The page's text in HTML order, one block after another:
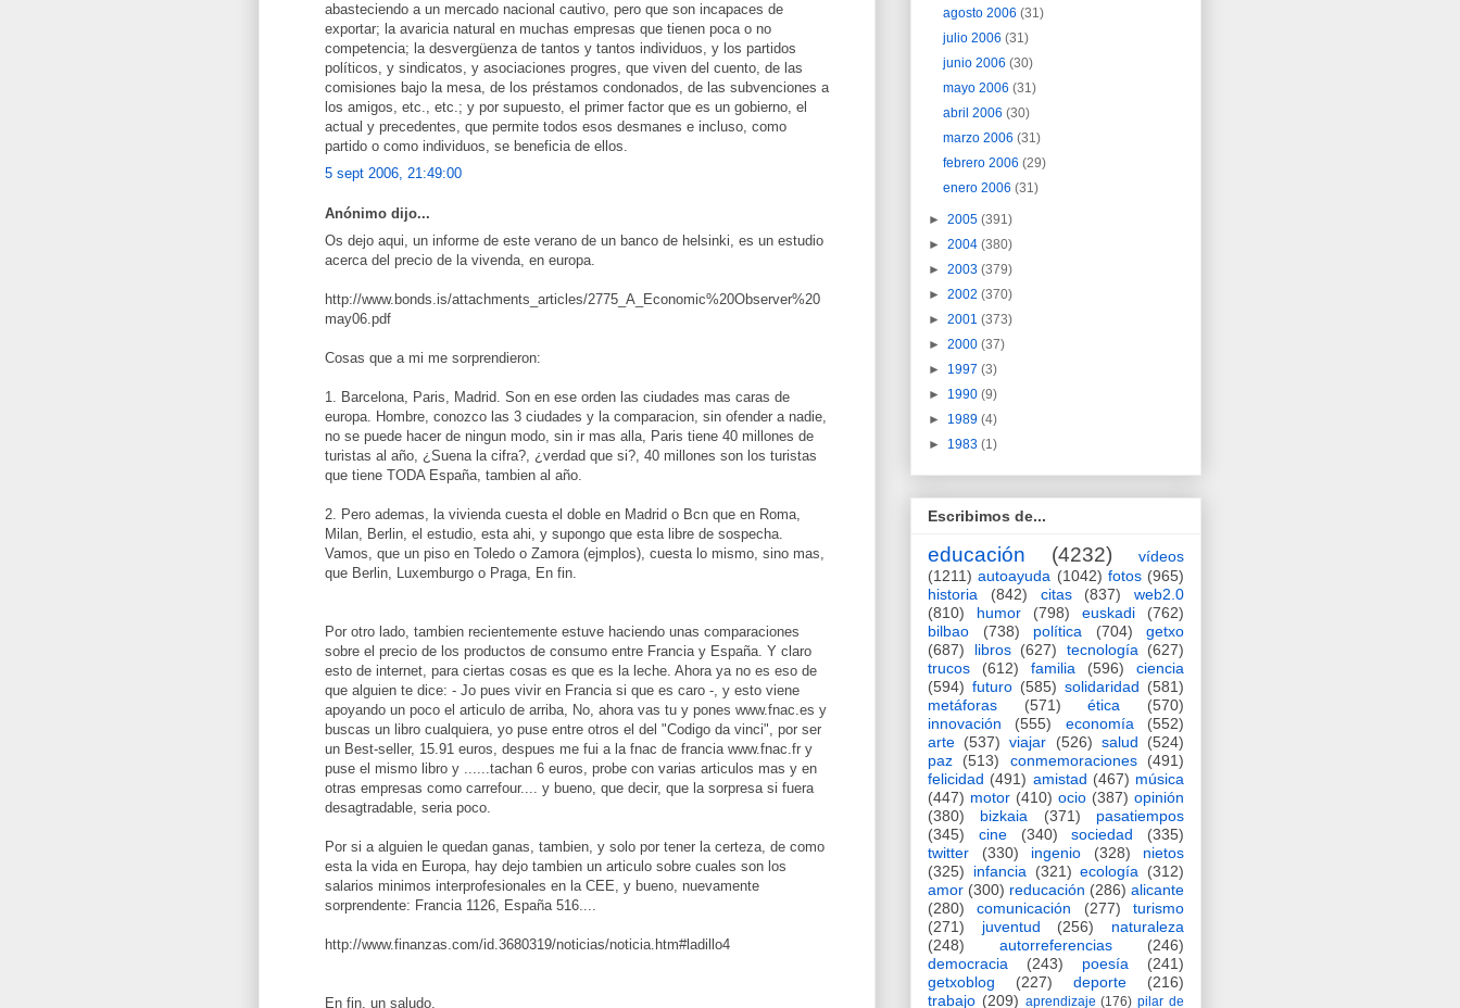
abasteciendo a un mercado nacional cautivo, pero que son incapaces de
exportar; la avaricia natural en muchas empresas que tienen poca o no
competencia; la desvergüenza de tantos y tantos individuos, y los partidos
políticos, y sindicatos, y asociaciones progres, que viven del cuento, de las
comisiones bajo la mesa, de los préstamos condonados, de las subvenciones a
los amigos, etc., etc.; y por supuesto, el primer factor que es un gobierno, el
actual y precedentes, que permite todos esos desmanes e incluso, como
partido o como individuos, se beneficia de ellos.
5 sept 2006, 21:49:00
Anónimo dijo...
Os dejo aqui, un informe de este verano de un banco de helsinki, es un estudio
acerca del precio de la vivenda, en europa.
http://www.bonds.is/attachments_articles/2775_A_Economic%20Observer%20
may06.pdf
Cosas que a mi me sorprendieron:
1. Barcelona, Paris, Madrid. Son en ese orden las ciudades mas caras de
europa. Hombre, conozco las 3 ciudades y la comparacion, sin ofender a nadie,
no se puede hacer de ningun modo, sin ir mas alla, Paris tiene 40 millones de
turistas al año, ¿Suena la cifra?, ¿verdad que si?, 40 millones son los turistas
que tiene TODA España, tambien al año.
2. Pero ademas, la vivienda cuesta el doble en Madrid o Bcn que en Roma,
Milan, Berlin, el estudio, esta ahi, y supongo que esta libre de sospecha.
Vamos, que un piso en Toledo o Zamora (ejmplos), cuesta lo mismo, sino mas,
que Berlin, Luxemburgo o Praga, En fin.
Por otro lado, tambien recientemente estuve haciendo unas comparaciones
sobre el precio de los productos de consumo entre Francia y España. Y claro
esto de internet, para ciertas cosas es que es la leche. Ahora ya no es eso de
que alguien te dice: - Jo pues vivir en Francia si que es caro -, y esto viene
apoyando un poco el articulo de arriba, No, ahora vas tu y pones www.fnac.es y
buscas un libro cualquiera, yo puse entre otros el del "Codigo da vinci", por ser
un Best-seller, 15.91 euros, despues me fui a la fnac de francia www.fnac.fr y
puse el mismo libro y ......tachan 6 euros, probe con varias articulos mas y en
otras empresas como carrefour.... y bueno, que decir, que la sorpresa si fuera
desagtradable, seria poco.
Por si a alguien le quedan ganas, tambien, y solo por tener la certeza, de como
esta la vida en Europa, hay dejo tambien un articulo sobre cuales son los
salarios minimos interprofesionales en la CEE, y bueno, nuevamente
sorprendente: Francia 1126, España 516....
http://www.finanzas.com/id.3680319/noticias/noticia.htm#ladillo4
En fin, un saludo.
agosto 2006(31)
julio 2006(31)
junio 2006(30)
mayo 2006(31)
abril 2006(30)
marzo 2006(31)
febrero 2006(29)
enero 2006(31)
► 2005 (391)
► 2004 (380)
► 2003 (379)
► 2002 (370)
► 2001 (373)
► 2000 (37)
► 1997 (3)
► 1990 (9)
► 1989 (4)
► 1983 (1)
Escribimos de...
educación (4232)
vídeos
(1211) autoayuda (1042) fotos (965)
historia
(842) citas (837)
web2.0
(810)
humor (798) euskadi
(762)
bilbao
(738) política (704)
getxo
(687)
libros (627) tecnología
(627)
trucos
(612) familia (596)
ciencia
(594) futuro (585) solidaridad (581)
metáforas
(571) ética
(570)
innovación
(555) economía
(552)
arte (537) viajar (526) salud
(524)
paz
(513) conmemoraciones
(491)
felicidad (491) amistad (467) música
(447) motor (410) ocio (387) opinión
(380)
bizkaia (371)
pasatiempos
(345)
cine (340) sociedad
(335)
twitter
(330) ingenio (328)
nietos
(325)
infancia (321) ecología
(312)
amor (300) reducación (286) alicante
(280)
comunicación (277)
turismo
(271)
juventud (256)
naturaleza
(248)
autorreferencias
(246)
democracia
(243) poesía
(241)
getxoblog
(227) deporte
(216)
trabajo (209) aprendizaje (176) pilar de